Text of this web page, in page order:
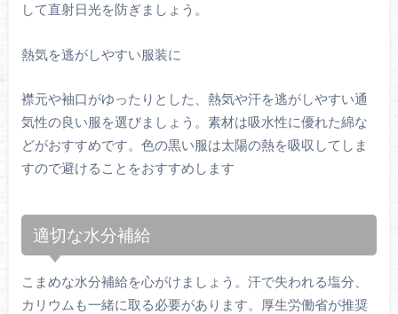
して直射日光を防ぎましょう。
熱気を逃がしやすい服装に
襟元や袖口がゆったりとした、熱気や汗を逃がしやすい通
気性の良い服を選びましょう。素材は吸水性に優れた綿な
どがおすすめです。色の黒い服は太陽の熱を吸収してしま
すので避けることをおすすめします
適切な水分補給
こまめな水分補給を心がけましょう。汗で失われる塩分、
カリウムも一緒に取る必要があります。厚生労働省が推奨